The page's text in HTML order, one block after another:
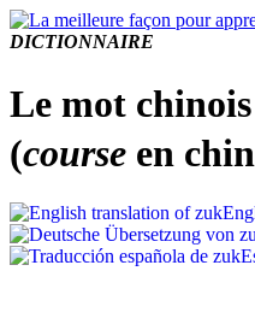
DICTIONNAIRE
Le mot
(course en